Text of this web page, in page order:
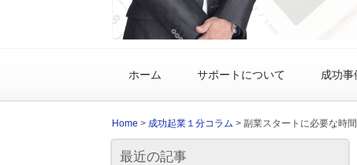
ホーム サポートについて 成功事
Home > 成功起業１分コラム > 副業スタートに必要な時間
最近の記事